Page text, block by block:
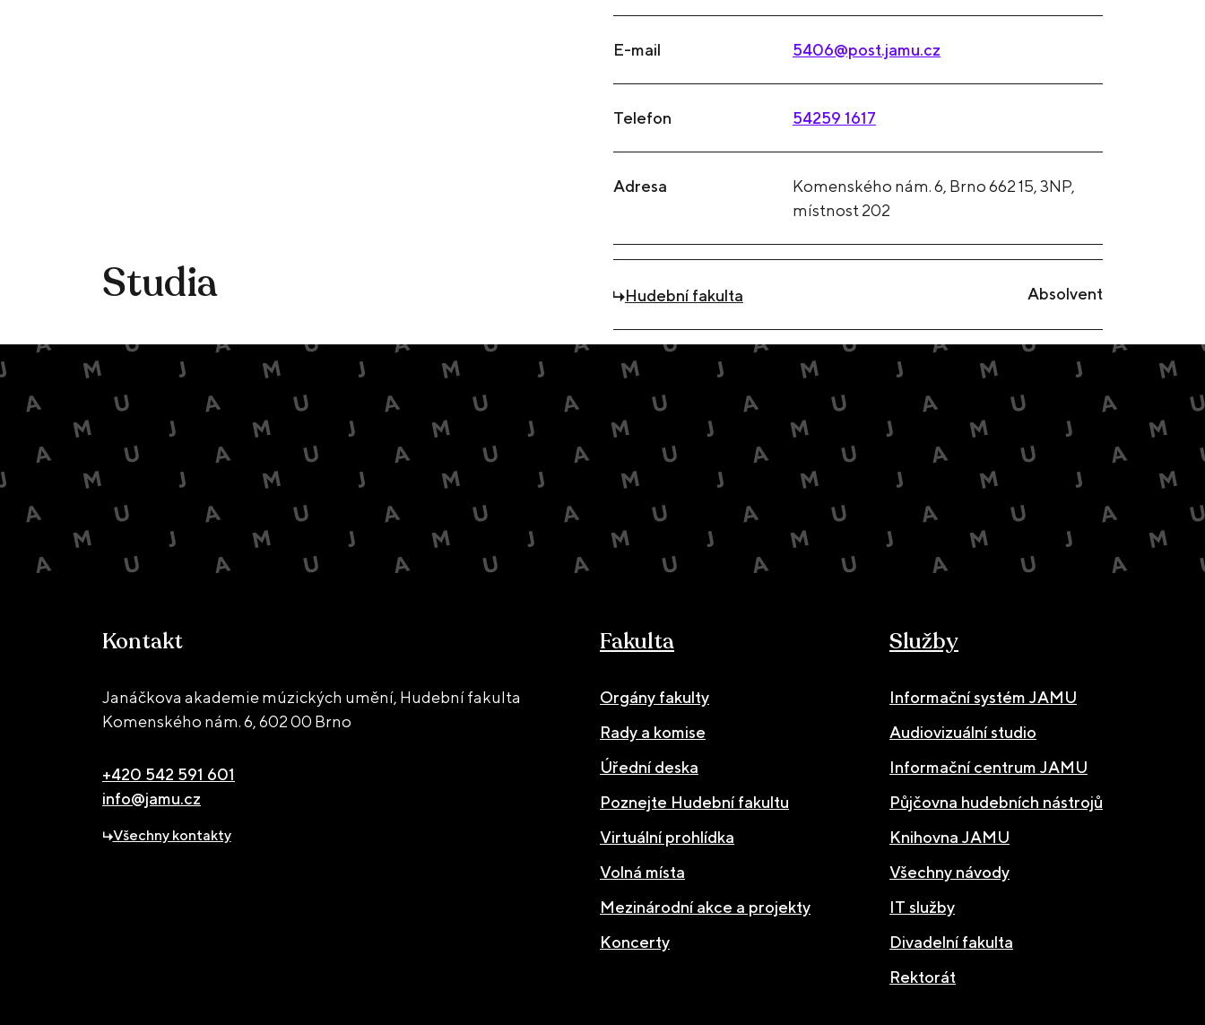
E-mail 5406@post.jamu.cz
Telefon 54259 1617
Adresa
Komenského nám. 6, Brno 662 15, 3NP,
místnost 202
Studia Absolvent
Hudební fakulta
Kontakt
Janáčkova akademie múzických umění, Hudební fakulta
Komenského nám. 6,602 00 Brno
+420 542 591 601
info@jamu.cz
Všechny kontakty
Fakulta
Orgány fakulty
Rady a komise
Úřední deska
Poznejte Hudební fakultu
Virtuální prohlídka
Volná místa
Mezinárodní akce a projekty
Koncerty
Služby
Informační systém JAMU
Audiovizuální studio
Informační centrum JAMU
Půjčovna hudebních nástrojů
Knihovna JAMU
Všechny návody
IT služby
Divadelní fakulta
Rektorát